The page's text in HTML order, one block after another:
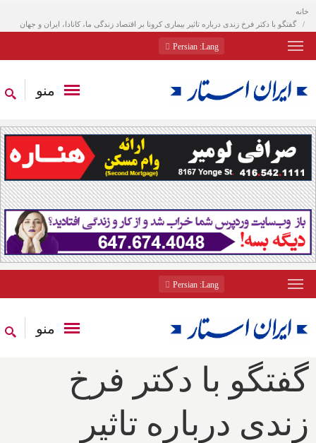
خانه
گفتگو با دکتر فرخ زندی درباره تاثیر بیماری کرونا بر اقتصاد زندگی ما، کانادا، ایران و جهان
Lang
: Persian
منو
Lang
: Persian
منو
گفتگو با دکتر فرخ
زندی درباره تاثیر